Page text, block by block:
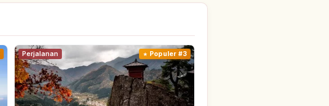
Perjalanan Populer #3